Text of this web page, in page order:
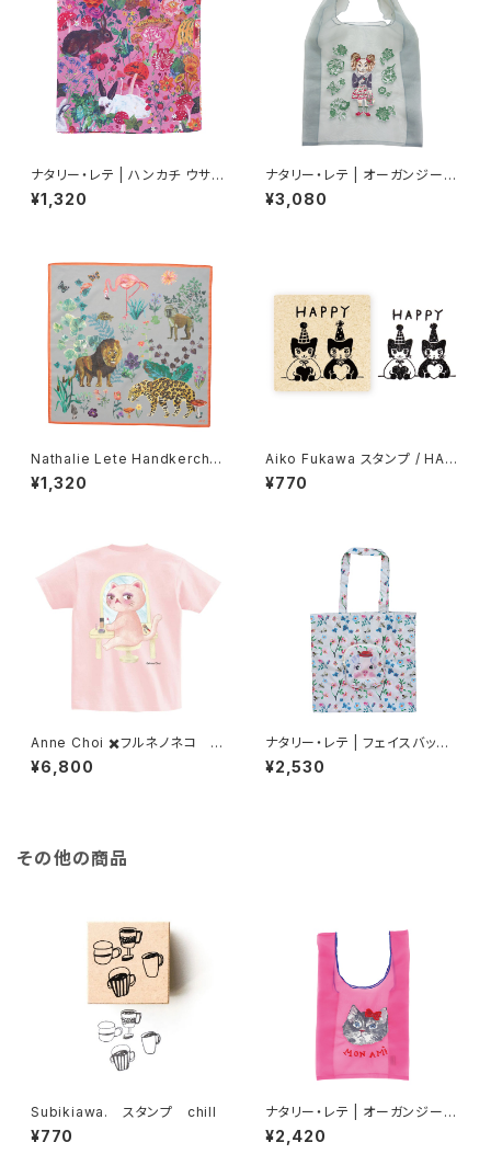
ナタリー・レテ | ハンカチ ウサギ
| Handkerchief Rabbits
¥1,320
ナタリー・レテ | オーガンジーバ
ッグ | Organdy Bag Dog
¥3,080
Nathalie Lete Handkerchie
f Jungle-Gray
¥1,320
Aiko Fukawa スタンプ / HAP
PY
¥770
Anne Choi ✖️フルネノネコ 限
定Tシャツ②
¥6,800
ナタリー・レテ | フェイスバッグ
ピッグ | Face bag Pig
¥2,530
その他の商品
Subikiawa. スタンプ chill
¥770
ナタリー・レテ | オーガンジーバ
ッグ S グレーキャット | Organd
y Bag S Gray cat
¥2,420